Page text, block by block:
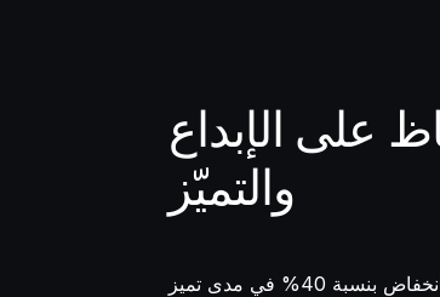
على الإبداع
والتميّز
رغم أهمية الذكاء الاصطناعي، إلا أن الاعتماد المفرط عليه يؤدي إلى انخفاض بنسبة 40% في مدى تميز